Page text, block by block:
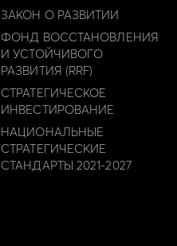
ЗАКОН О РАЗВИТИИ
ФОНД ВОССТАНОВЛЕНИЯ
И УСТОЙЧИВОГО
РАЗВИТИЯ (RRF)
СТРАТЕГИЧЕСКОЕ
ИНВЕСТИРОВАНИЕ
НАЦИОНАЛЬНЫЕ
СТРАТЕГИЧЕСКИЕ
СТАНДАРТЫ 2021-2027